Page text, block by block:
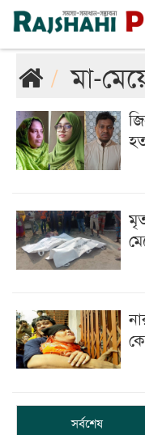
রাজশাহী রবিবার, ৯ই আগস্ট
মা-
সর্বশেষ